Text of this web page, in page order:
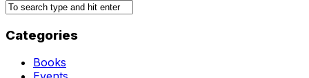
Categories
Books